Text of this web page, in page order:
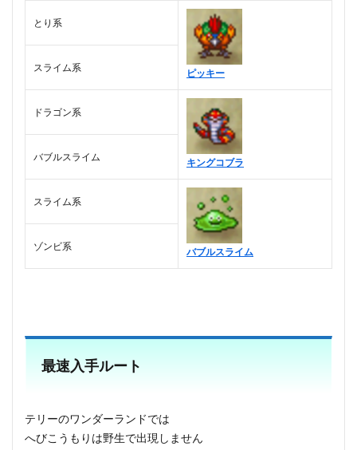
とり系
ピッキー
スライム系
ドラゴン系
キングコブラ
バブルスライム
スライム系
バブルスライム
ゾンビ系
最速入手ルート
テリーのワンダーランドでは
へびこうもりは野生で出現しません